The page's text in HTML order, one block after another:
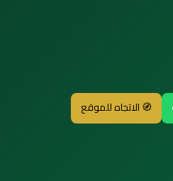
🧭 الاتجاه للموقع